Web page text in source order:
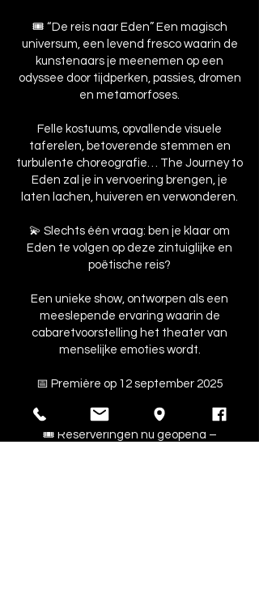
🎟️ “De reis naar Eden” Een magisch
universum, een levend fresco waarin de
kunstenaars je meenemen op een
odyssee door tijdperken, passies, dromen
en metamorfoses.
Felle kostuums, opvallende visuele
taferelen, betoverende stemmen en
turbulente choreografie… The Journey to
Eden zal je in vervoering brengen, je
laten lachen, huiveren en verwonderen.
💫 Slechts één vraag: ben je klaar om
Eden te volgen op deze zintuiglijke en
poëtische reis?
Een unieke show, ontworpen als een
meeslepende ervaring waarin de
cabaretvoorstelling het theater van
menselijke emoties wordt.
📅 Première op 12 september 2025
🍽️ Diner-showpakket beschikbaar
🎟️ Reserveringen nu geopend –